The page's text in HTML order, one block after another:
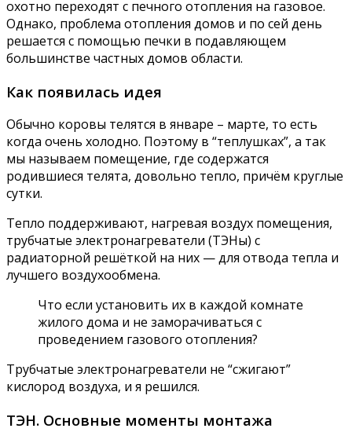
охотно переходят с печного отопления на газовое.
Однако, проблема отопления домов и по сей день
решается с помощью печки в подавляющем
большинстве частных домов области.
Как появилась идея
Обычно коровы телятся в январе – марте, то есть
когда очень холодно. Поэтому в “теплушках”, а так
мы называем помещение, где содержатся
родившиеся телята, довольно тепло, причём круглые
сутки.
Тепло поддерживают, нагревая воздух помещения,
трубчатые электронагреватели (ТЭНы) с
радиаторной решёткой на них — для отвода тепла и
лучшего воздухообмена.
Что если установить их в каждой комнате
жилого дома и не заморачиваться с
проведением газового отопления?
Трубчатые электронагреватели не “сжигают”
кислород воздуха, и я решился.
ТЭН. Основные моменты монтажа